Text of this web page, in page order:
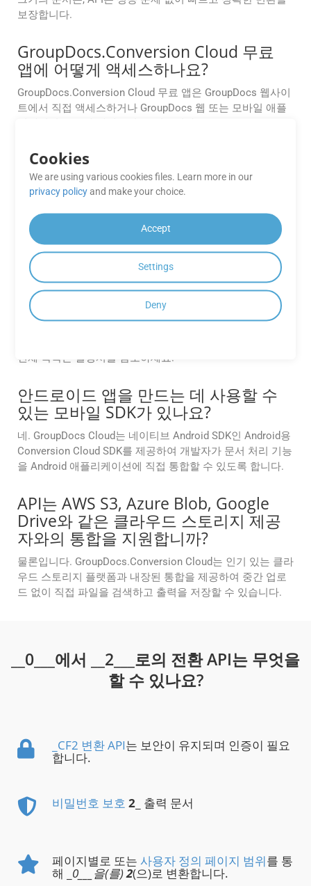
보장합니다.
GroupDocs.Conversion Cloud 무료
앱에 어떻게 액세스하나요?
GroupDocs.Conversion Cloud 무료 앱은 GroupDocs 웹사이
트에서 직접 액세스하거나 GroupDocs 웹 또는 모바일 애플
GroupDocs.Conversion Cloud 무료
앱에서 사용할 수 있는 기능에 제한이
있습니까?
GroupDocs.Conversion Cloud 무료 앱은 유료 구독 플랜에
비해 변환 수, 파일 크기 또는 출력 형식에 제한이 있을 수 있
습니다.
GroupDocs.Conversion Cloud API는
어떤 파일 형식을 지원합니까?
전체 목록은 설명서를 참조하세요.
안드로이드 앱을 만드는 데 사용할 수
있는 모바일 SDK가 있나요?
네. GroupDocs Cloud는 네이티브 Android SDK인 Android용
Conversion Cloud SDK를 제공하여 개발자가 문서 처리 기능
을 Android 애플리케이션에 직접 통합할 수 있도록 합니다.
API는 AWS S3, Azure Blob, Google
Drive와 같은 클라우드 스토리지 제공
자와의 통합을 지원합니까?
물론입니다. GroupDocs.Conversion Cloud는 인기 있는 클라
우드 스토리지 플랫폼과 내장된 통합을 제공하여 중간 업로
드 없이 직접 파일을 검색하고 출력을 저장할 수 있습니다.
__0___에서 __2___로의 전환 API는 무엇을
할 수 있나요?
_CF2 변환 API는 보안이 유지되며 인증이 필요
합니다.
비밀번호 보호 2 _ 출력 문서
페이지별로 또는 사용자 정의 페이지 범위를 통
해 _ 0___을(를)2(으)로 변환합니다.
Cookies
We are using various cookies files. Learn more in our
privacy policyand make your choice.
Accept
Settings
Deny